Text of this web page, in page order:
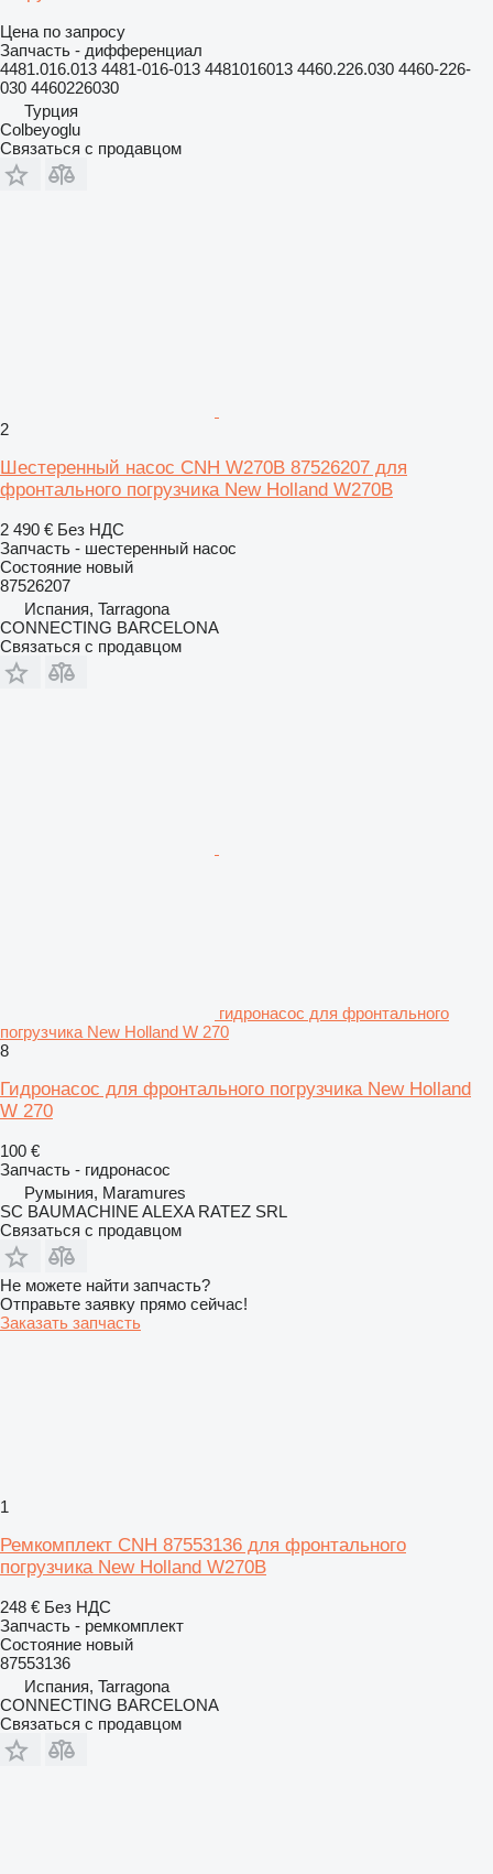
Цена по запросу
Запчасть - дифференциал
4481.016.013 4481-016-013 4481016013 4460.226.030 4460-226-
030 4460226030
Турция
Colbeyoglu
Связаться с продавцом
2
Шестеренный насос CNH W270B 87526207 для
фронтального погрузчика New Holland W270B
2 490 € Без НДС
Запчасть - шестеренный насос
Состояние новый
87526207
Испания, Tarragona
CONNECTING BARCELONA
Связаться с продавцом
гидронасос для фронтального
погрузчика New Holland W 270
8
Гидронасос для фронтального погрузчика New Holland
W 270
100 €
Запчасть - гидронасос
Румыния, Maramures
SC BAUMACHINE ALEXA RATEZ SRL
Связаться с продавцом
Не можете найти запчасть?
Отправьте заявку прямо сейчас!
Заказать запчасть
1
Ремкомплект CNH 87553136 для фронтального
погрузчика New Holland W270B
248 € Без НДС
Запчасть - ремкомплект
Состояние новый
87553136
Испания, Tarragona
CONNECTING BARCELONA
Связаться с продавцом